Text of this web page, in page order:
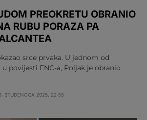
PREOKRETU OBRANIO
RUBU PORAZA PA
srce prvaka. U jednom od
povijesti FNC-a, Poljak je obranio
STUDENOGA 2025. 22:55